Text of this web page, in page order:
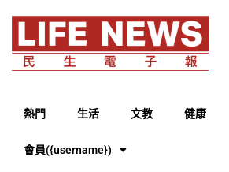
熱門 生活 文教 健康
會員({username})